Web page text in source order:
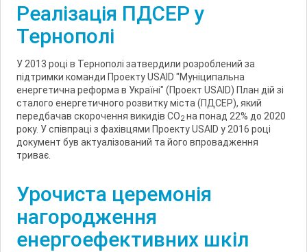
Реалізація ПДСЕР у
Тернополі
У 2013 році в Тернополі затвердили розроблений за
підтримки команди Проекту USAID "Муніципальна
енергетична реформа в Україні" (Проект USAID) План дій зі
сталого енергетичного розвитку міста (ПДСЕР), який
передбачав скорочення викидів СО2 на понад 22% до 2020
року. У співпраці з фахівцями Проекту USAID у 2016 році
документ був актуалізований та його впровадження
триває.
Урочиста церемонія
нагородження
енергоефективних шкіл